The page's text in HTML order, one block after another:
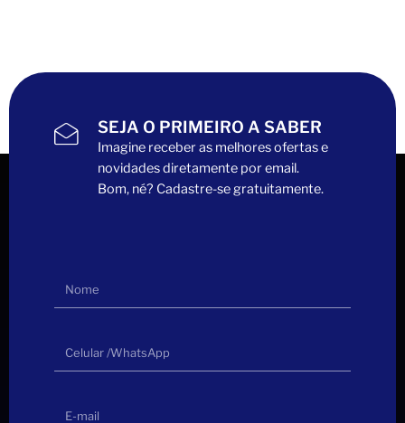
SEJA O PRIMEIRO A SABER
Imagine receber as melhores ofertas e
novidades diretamente por email.
Bom, né? Cadastre-se gratuitamente.